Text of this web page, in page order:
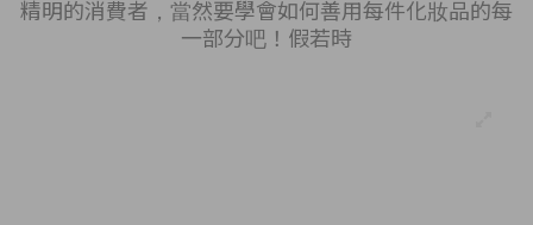
精明的消費者，當然要學會如何善用每件化妝品的每
一部分吧！假若時